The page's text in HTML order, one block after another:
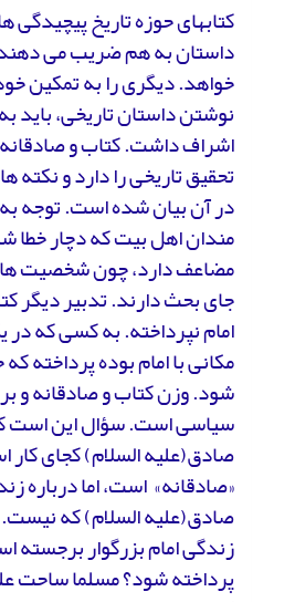
کتابهای حوزه تاریخ پیچیدگی
داستان به هم ضریب می
خواهد. دیگری را به تمکین
نوشتن داستان تاریخی، باید
اشراف داشت. کتاب و
تحقیق تاریخی را دارد و نکته
در آن بیان شده است. توجه به
مندان اهل بیت که دچار خطا
مضاعف دارد، چون شخصیت
جای بحث دارند. تدبیر دیگر
امام نپرداخته. به کسی که
مکانی با امام بوده پرداخته
شود. وزن کتاب و صادقانه و
سیاسی است. سؤال این است
صادق(علیه السلام) کجای
«صادقانه» است، اما درباره
صادق(علیه السلام) که
زندگی امام بزرگوار برجسته
پرداخته شود؟ مسلما ساحت